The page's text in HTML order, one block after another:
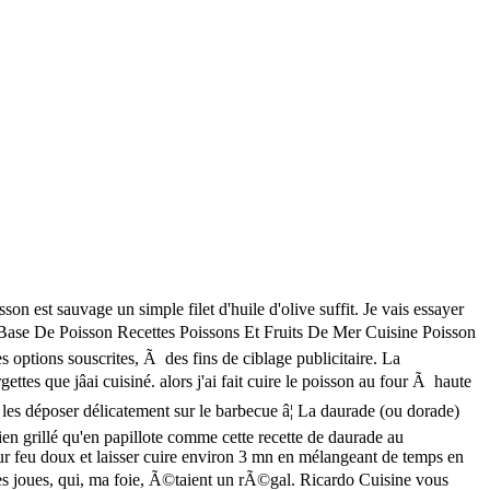
la garniture qui servira à cuire le poisson : mettez les branches de fenouil dans la dorade, taillez la tomate en tranches, levez les suprêmes du â¦ Franchement, peut-on imaginer passer un été sans un bon poisson au barbecue ? Daurade grillée au miel. DÃ©couvrez toutes nos recettes Ã base de daurade sur cette page. On imagine une délicieuse côte de bÅuf au barbecue à déguster avec un taboulé agrémenté de menthe du jardin comme accompagnement barbecue. vraiment bon la persillade. Recette Dorade en papillote au barbecue : découvrez les ingrédients, ustensiles et étapes de préparation Accompagnement Sauce Boisson Confiserie Conseil Difficulté très facile facile Niveau moyen difficile Coût bon marché Coût moyen assez cher Particularité ... dorade au barbecue 237 résultats. Quel festin! D'autre part: À servir en accompagnement et prêt en 60 minutes. Vous pouvez Ã©galement Ã tout moment revoir vos options en matiÃ¨re de ciblage. 700 à 800 g de dorade - 6 mini fenouil . Avec le magazine RICARDO, accÃ©dez Ã une foule de recettes et conseils, en plus de faire des dÃ©couvertes gourmandes dâici et dâailleurs. Saler et poivrer. AdoptÃ©e. Vraiment succulent! Qu'elle soit grillée au barbecue, cuite au four en papillote ou pochée, elle compose des plats sains et équilibrés lorsqu'elle est accompagnée d'une poêlée de légumes du soleil et d'un bon jus citronné. Entrez l'adresse courriel et le mot de passe associÃ©s Ã votre compte ricardocuisine.com. Parsemer lâintÃ©rieur dâail. Est-ce que cette recette fonctionnerait bien avec de l'omble chevalier (similaire au saumon)? TrÃ¨s frais et lÃ©ger, la persillade Ã©tait le complÃ©ment parfait! Voilà une sélection avec laquelle on se sent comme un poisson dans l'eau. RÃ©server. 2 personnes Ingrédients. Au programme : un déferlement de gourmandises, de saveurs et dâondes positives. Pourtant vous qui lâadorez, manquez dâidées dâentrées ou de plats à concocter avec elle ? Enregistrée par Amoureux de la cuisine. Je la fait avec tous les poissons, autant de la truite que de la morue blackened que du saumon. Servir avec la sauce persillÃ©e. Je conserve le surplus de sauce pour une vinaigrette...Miam! Plat principal; Dorade au four. Est-ce que la dorade contient beaucoup d'arÃªtes. En effet, avec lâété, arrivent les déjeuners et les dîners en extérieur. Pour les grillades, il est aussi possible de préparer une salade de riz à marier avec des olives, des champignons frais ou encore des cornichons aigres-doux. 1 Faites vider et écailler la daurade par le poissonnier. Dans un bol, mÃ©langer tous les ingrÃ©dients. Disposez les légumes autour. Je lâai fait plusieurs fois avec du loup de mer ou de la dorade royale et Ã chaque fois câest un succÃ¨s! Partez par exemple sur des brochettes de poivrons verts et rouges ! Dans un verre, mélanger la maïzena avec 1 â¦ Beaucoup d'arrÃªtes. Aucune information ne sera publiÃ©e sur Facebook sans votre permission. Badigeonner les poissons dâhuile dâolive et les arroser de jus de citron. Cependant, nous avons cuit les poissons plus que 3 minutes chaque cÃ´tÃ©. 2.9 / 5. sur 7 avis. Saler et poiv